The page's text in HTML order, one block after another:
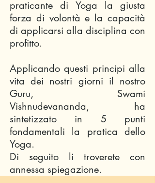
praticante di Yoga la giusta
forza di volontà e la capacità
di applicarsi alla disciplina con
profitto.
Applicando questi principi alla
vita dei nostri giorni il nostro
Guru, Swami
Vishnudevananda, ha
sintetizzato in 5 punti
fondamentali la pratica dello
Yoga.
Di seguito li troverete con
annessa spiegazione.